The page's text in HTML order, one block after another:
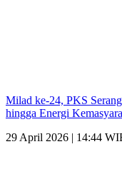
Milad ke-24, PKS
hingga Energi
29 April 2026 | 14:44